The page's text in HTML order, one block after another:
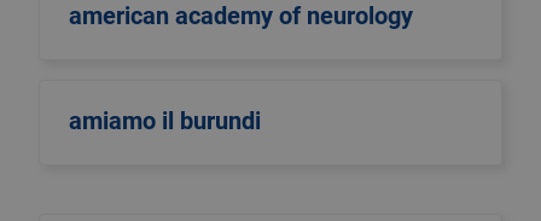
american academy of neurology
amiamo il burundi